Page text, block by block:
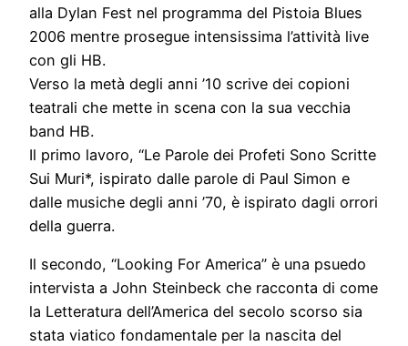
alla Dylan Fest nel programma del Pistoia Blues
2006 mentre prosegue intensissima l’attività live
con gli HB.
Verso la metà degli anni ’10 scrive dei copioni
teatrali che mette in scena con la sua vecchia
band HB.
Il primo lavoro, “Le Parole dei Profeti Sono Scritte
Sui Muri*, ispirato dalle parole di Paul Simon e
dalle musiche degli anni ’70, è ispirato dagli orrori
della guerra.
Il secondo, “Looking For America” è una psuedo
intervista a John Steinbeck che racconta di come
la Letteratura dell’America del secolo scorso sia
stata viatico fondamentale per la nascita del